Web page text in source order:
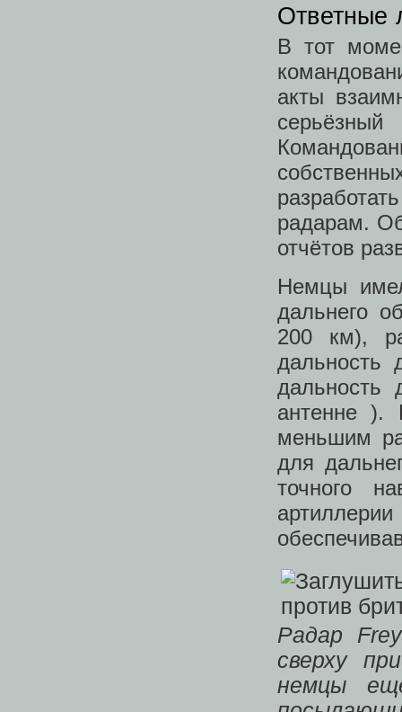
Ответные
В тот
акты
радарам.
отчётов
Немцы
дальнего
200 км),
антенне ).
меньшим
для
точного
Радар
сверху
немцы